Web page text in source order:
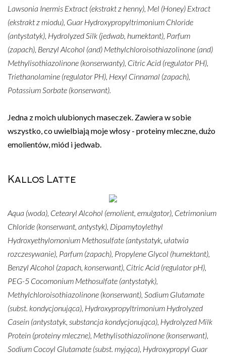
Lawsonia Inermis Extract (ekstrakt z henny), Mel (Honey) Extract
(ekstrakt z miodu), Guar Hydroxypropyltrimonium Chloride
(antystatyk), Hydrolyzed Silk (jedwab, humektant), Parfum
(zapach), Benzyl Alcohol (and) Methylchloroisothiazolinone (and)
Methylisothiazolinone (konserwanty), Citric Acid (regulator PH),
Triethanolamine (regulator PH), Hexyl Cinnamal (zapach),
Potassium Sorbate (konserwant).
Jedna z moich ulubionych maseczek. Zawiera w sobie
wszystko, co uwielbiają moje włosy - proteiny mleczne, dużo
emolientów, miód i jedwab.
Kallos Latte
Aqua (woda), Cetearyl Alcohol (emolient, emulgator), Cetrimonium
Chloride (konserwant, antystyk), Dipamytoylethyl
Hydroxyethylomonium Methosulfate (antystatyk, ułatwia
rozczesywanie), Parfum (zapach), Propylene Glycol (humektant),
Benzyl Alcohol (zapach, konserwant), Citric Acid (regulator pH),
PEG-5 Cocomonium Methosulfate (antystatyk),
Methylchloroisothiazolinone (konserwant), Sodium Glutamate
(subst. kondycjonująca), Hydroxypropyltrimonium Hydrolyzed
Casein (antystatyk, substancja kondycjonująca), Hydrolyzed Milk
Protein (proteiny mleczne), Methylisothiazolinone (konserwant),
Sodium Cocoyl Glutamate (subst. myjąca), Hydroxypropyl Guar